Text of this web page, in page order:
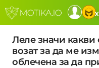
Леле значи
возат за да ме
облечена за да